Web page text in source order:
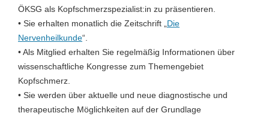
ÖKSG als Kopfschmerzspezialist:in zu präsentieren.
• Sie erhalten monatlich die Zeitschrift „ Die
Nervenheilkunde“.
• Als Mitglied erhalten Sie regelmäßig Informationen über
wissenschaftliche Kongresse zum Themengebiet
Kopfschmerz.
• Sie werden über aktuelle und neue diagnostische und
therapeutische Möglichkeiten auf der Grundlage